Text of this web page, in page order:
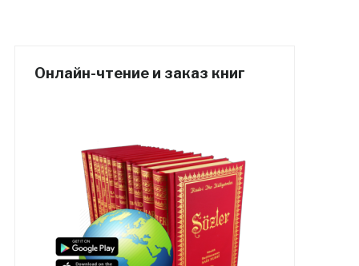
Онлайн-чтение и заказ книг